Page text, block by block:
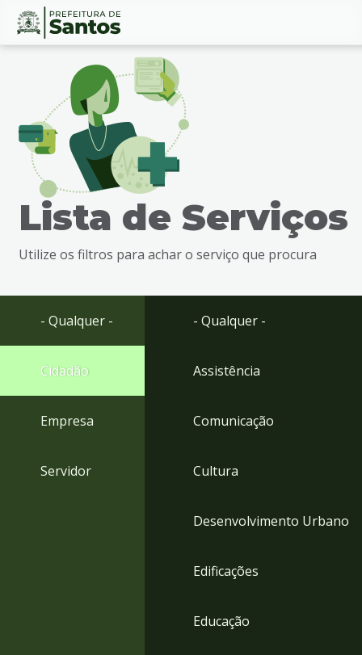
Ir
busca
Ir
rodapé
Conteúdo
Lista de Serviços
Utilize os filtros para achar o serviço que procura
- Qualquer -
Cidadão
Empresa
Servidor
- Qualquer -
Assistência
Comunicação
Cultura
Desenvolvimento Urbano
Edificações
Educação